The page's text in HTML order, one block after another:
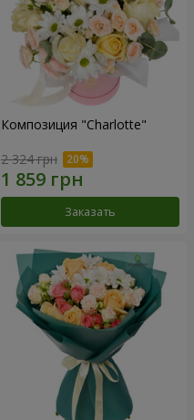
Композиция "Charlotte"
2 324 грн
Заказать